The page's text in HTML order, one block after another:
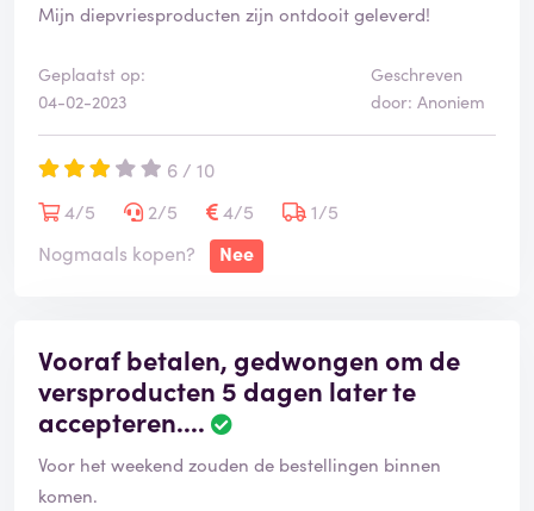
Mijn diepvriesproducten zijn ontdooit geleverd!
Geplaatst op:
04-02-2023
Geschreven
door: Anoniem
6 / 10
4/5
2/5 4/5
1/5
Nogmaals kopen?
Nee
Vooraf betalen, gedwongen om de
versproducten 5 dagen later te
accepteren....
Voor het weekend zouden de bestellingen binnen
komen.